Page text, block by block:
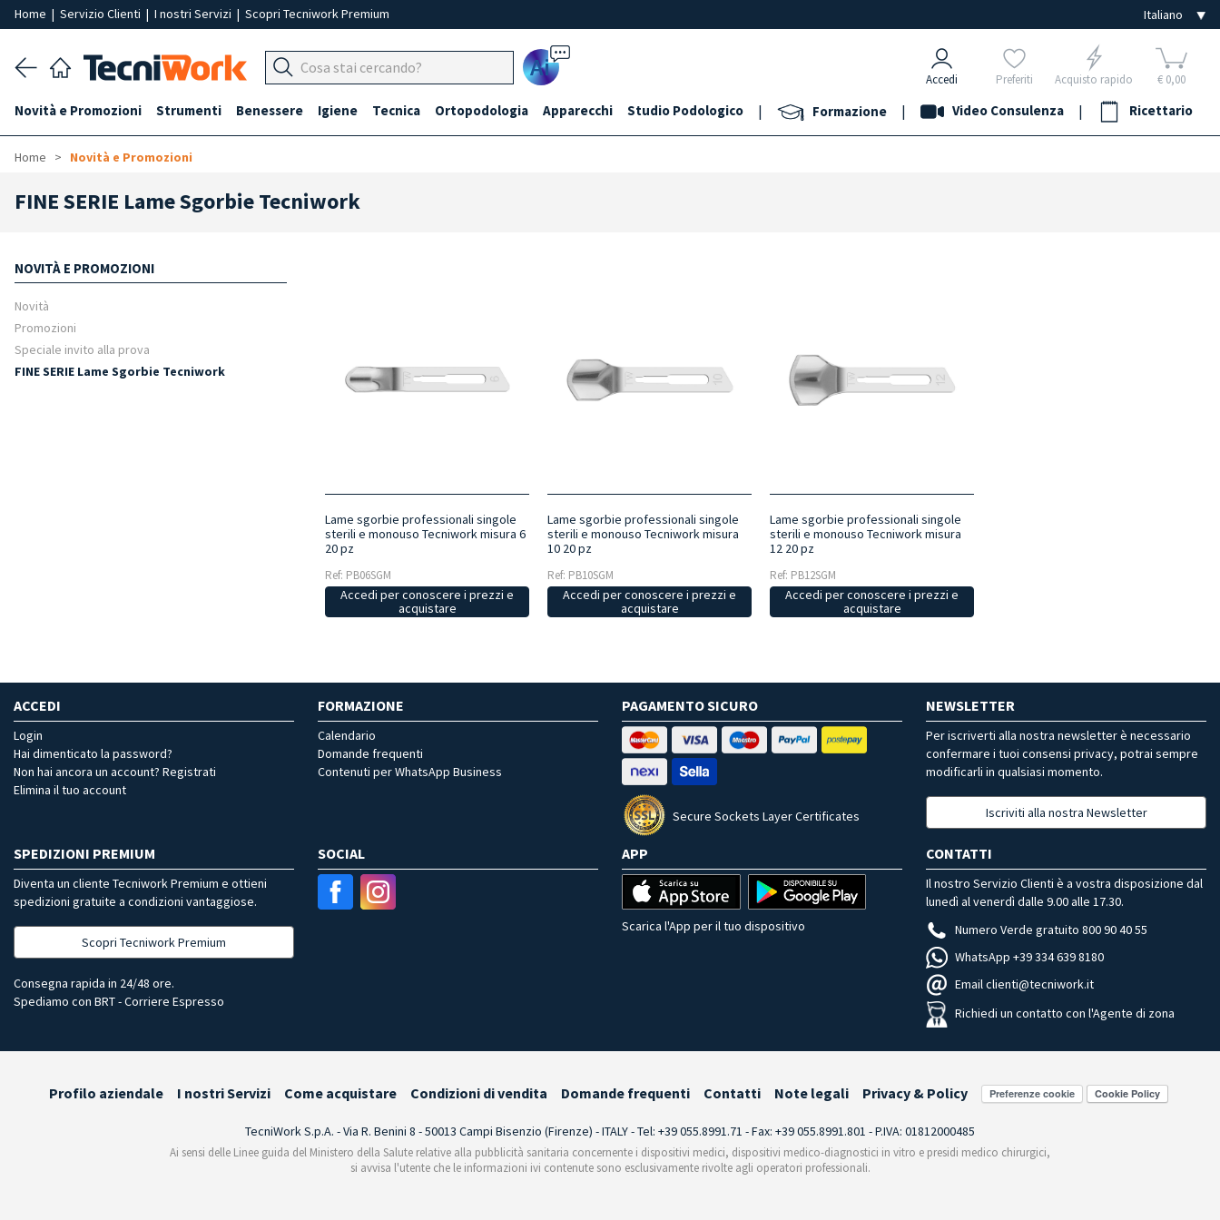
Home | Servizio Clienti | I nostri Servizi | Scopri Tecniwork Premium
Ai Accedi Preferiti Acquisto rapido € 0,00
Novità e Promozioni Strumenti Benessere Igiene Tecnica Ortopodologia Apparecchi Studio Podologico | Formazione | Video Consulenza | Ricettario
Home Novità e Promozioni
FINE SERIE Lame Sgorbie Tecniwork
NOVITÀ E PROMOZIONI
Novità
Promozioni
Speciale invito alla prova
FINE SERIE Lame Sgorbie Tecniwork
Lame sgorbie professionali singole
sterili e monouso Tecniwork misura 6
20 pz
Ref: PB06SGM
Accedi per conoscere i prezzi e
acquistare
Lame sgorbie professionali singole
sterili e monouso Tecniwork misura
10 20 pz
Ref: PB10SGM
Accedi per conoscere i prezzi e
acquistare
Lame sgorbie professionali singole
sterili e monouso Tecniwork misura
12 20 pz
Ref: PB12SGM
Accedi per conoscere i prezzi e
acquistare
ACCEDI
Login
Hai dimenticato la password?
Non hai ancora un account? Registrati
Elimina il tuo account
FORMAZIONE
Calendario
Domande frequenti
Contenuti per WhatsApp Business
PAGAMENTO SICURO
Secure Sockets Layer Certificates
NEWSLETTER
Per iscriverti alla nostra newsletter è necessario
confermare i tuoi consensi privacy, potrai sempre
modificarli in qualsiasi momento.
Iscriviti alla nostra Newsletter
SPEDIZIONI PREMIUM
Diventa un cliente Tecniwork Premium e ottieni
spedizioni gratuite a condizioni vantaggiose.
Scopri Tecniwork Premium
Consegna rapida in 24/48 ore.
Spediamo con BRT - Corriere Espresso
SOCIAL APP
Scarica l'App per il tuo dispositivo
CONTATTI
Il nostro Servizio Clienti è a vostra disposizione dal
lunedì al venerdì dalle 9.00 alle 17.30.
Numero Verde gratuito 800 90 40 55
WhatsApp +39 334 639 8180
Email clienti@tecniwork.it
Richiedi un contatto con l'Agente di zona
Profilo aziendale I nostri Servizi Come acquistare Condizioni di vendita Domande frequenti Contatti Note legali Privacy & Policy Preferenze cookie
TecniWork S.p.A. - Via R. Benini 8 - 50013 Campi Bisenzio (Firenze) - ITALY - Tel: +39 055.8991.71 - Fax: +39 055.8991.801 - P.IVA: 01812000485
Ai sensi delle Linee guida del Ministero della Salute relative alla pubblicità sanitaria concernente i dispositivi medici, dispositivi medico-diagnostici in vitro e presidi medico chirurgici,
si avvisa l'utente che le informazioni ivi contenute sono esclusivamente rivolte agli operatori professionali.